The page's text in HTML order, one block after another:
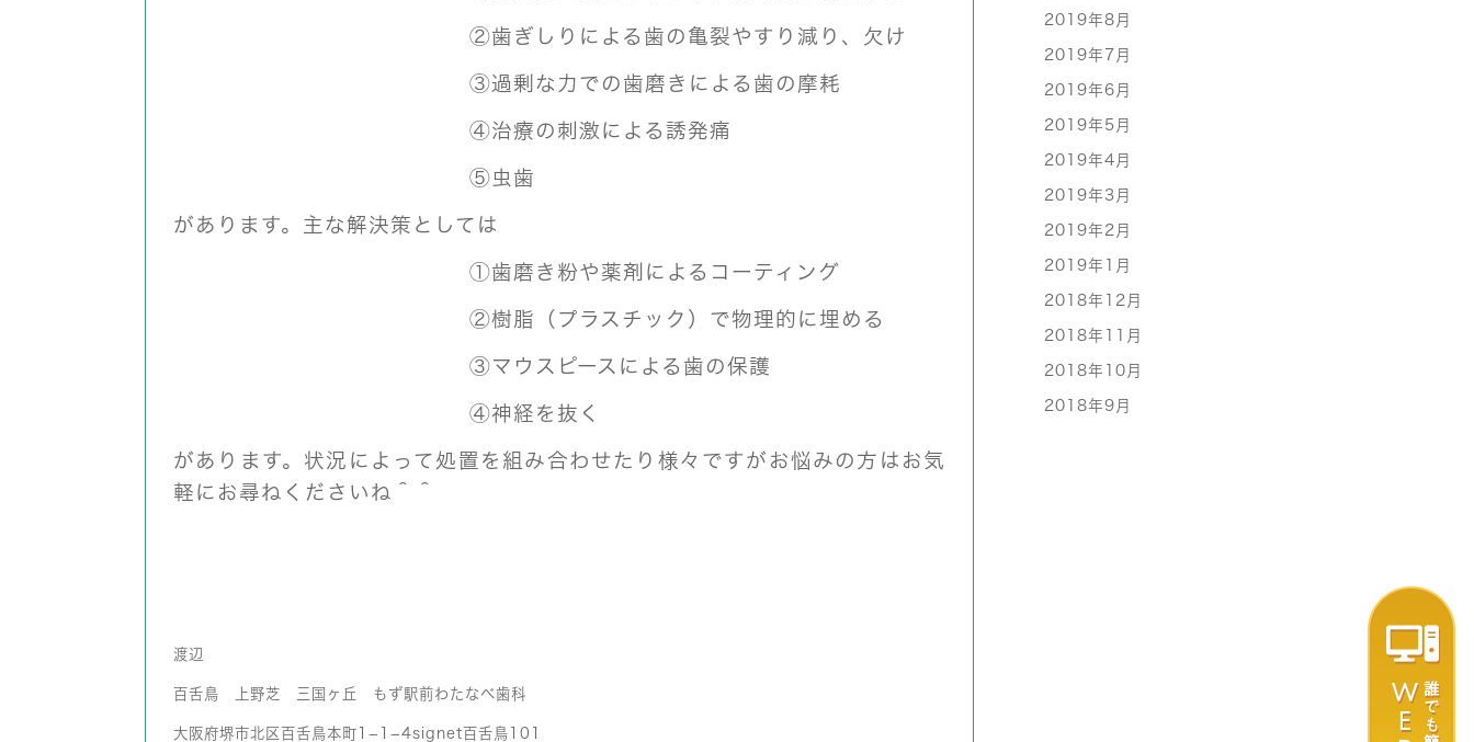
②歯ぎしりによる歯の亀裂やすり減り、欠け
③過剰な力での歯磨きによる歯の摩耗
④治療の刺激による誘発痛
⑤虫歯
があります。主な解決策としては
①歯磨き粉や薬剤によるコーティング
②樹脂（プラスチック）で物理的に埋める
③マウスピースによる歯の保護
④神経を抜く
があります。状況によって処置を組み合わせたり様々ですがお悩みの方はお気
軽にお尋ねくださいね＾＾
渡辺
百舌鳥 上野芝 三国ヶ丘 もず駅前わたなべ歯科
大阪府堺市北区百舌鳥本町1−1−4signet百舌鳥101
2019年8月
2019年7月
2019年6月
2019年5月
2019年4月
2019年3月
2019年2月
2019年1月
2018年12月
2018年11月
2018年10月
2018年9月